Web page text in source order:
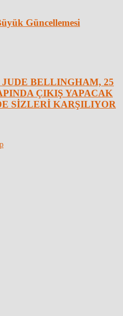
Güncellemesi
BELLINGHAM, 25
ÇIKIŞ YAPACAK
SİZLERİ KARŞILIYOR